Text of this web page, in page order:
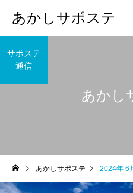
あかしサポステ
あかし
サポステ
通信
あかしサポステ 2024年 6